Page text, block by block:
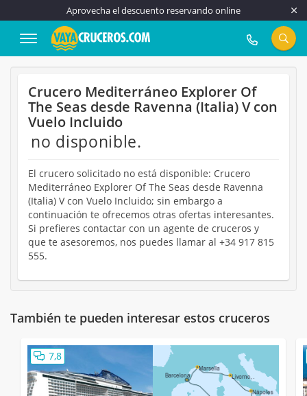
Aprovecha el descuento reservando online
917 815 555
Crucero Mediterráneo Explorer Of
The Seas desde Ravenna (Italia) V con
Vuelo Incluido
no disponible.
El crucero solicitado no está disponible: Crucero
Mediterráneo Explorer Of The Seas desde Ravenna
(Italia) V con Vuelo Incluido; sin embargo a
continuación te ofrecemos otras ofertas interesantes.
Si prefieres contactar con un agente de cruceros y
que te asesoremos, nos puedes llamar al +34 917 815
555.
También te pueden interesar estos cruceros
7,8